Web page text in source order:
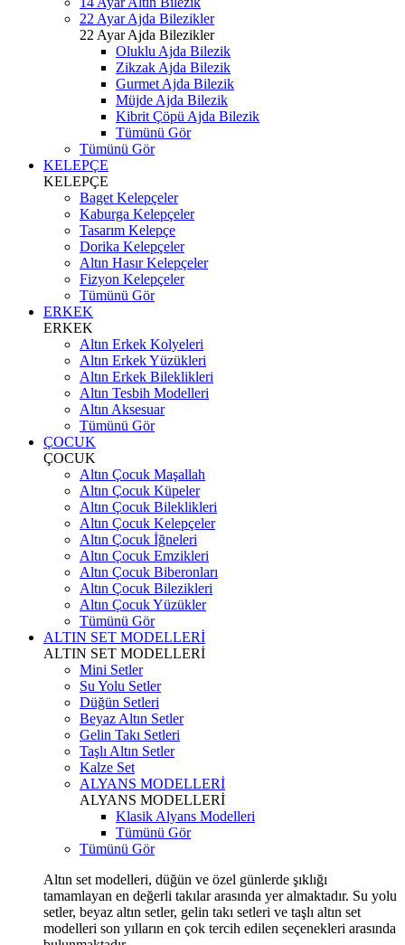
22 Ayar Ajda Bilezikler
22 Ayar Ajda Bilezikler
Oluklu Ajda Bilezik
Zikzak Ajda Bilezik
Gurmet Ajda Bilezik
Müjde Ajda Bilezik
Kibrit Çöpü Ajda Bilezik
Tümünü Gör
Tümünü Gör
KELEPÇE
KELEPÇE
Baget Kelepçeler
Kaburga Kelepçeler
Tasarım Kelepçe
Dorika Kelepçeler
Altın Hasır Kelepçeler
Fizyon Kelepçeler
Tümünü Gör
ERKEK
ERKEK
Altın Erkek Kolyeleri
Altın Erkek Yüzükleri
Altın Erkek Bileklikleri
Altın Tesbih Modelleri
Altın Aksesuar
Tümünü Gör
ÇOCUK
ÇOCUK
Altın Çocuk Maşallah
Altın Çocuk Küpeler
Altın Çocuk Bileklikleri
Altın Çocuk Kelepçeler
Altın Çocuk İğneleri
Altın Çocuk Emzikleri
Altın Çocuk Biberonları
Altın Çocuk Bilezikleri
Altın Çocuk Yüzükler
Tümünü Gör
ALTIN SET MODELLERİ
ALTIN SET MODELLERİ
Mini Setler
Su Yolu Setler
Düğün Setleri
Beyaz Altın Setler
Gelin Takı Setleri
Taşlı Altın Setler
Kalze Set
ALYANS MODELLERİ
ALYANS MODELLERİ
Klasik Alyans Modelleri
Tümünü Gör
Tümünü Gör
Altın set modelleri, düğün ve özel günlerde şıklığı
tamamlayan en değerli takılar arasında yer almaktadır. Su yolu
setler, beyaz altın setler, gelin takı setleri ve taşlı altın set
modelleri son yılların en çok tercih edilen seçenekleri arasında